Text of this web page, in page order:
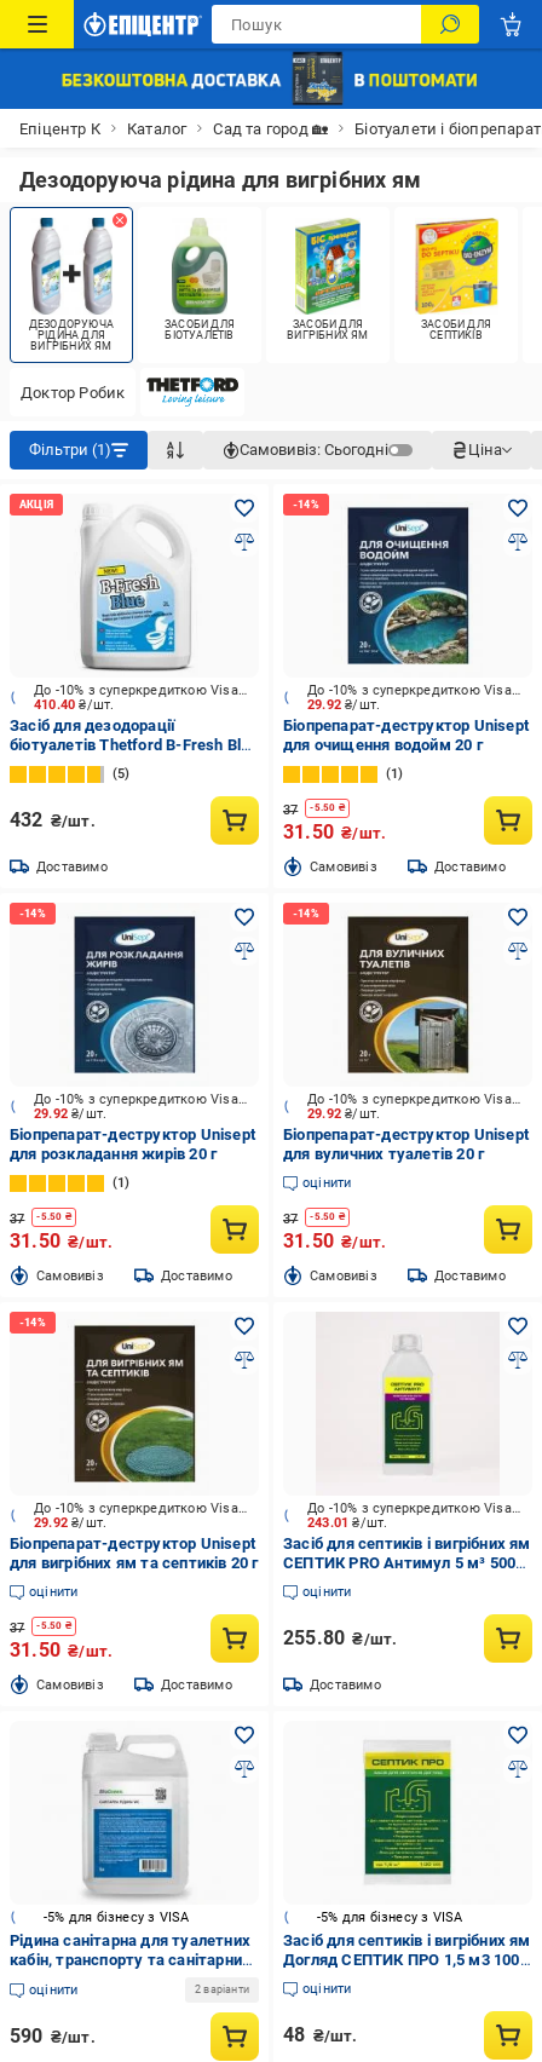
Епіцентр К Каталог Сад та город 🏡 Біотуалети і
Дезодоруюча рідина для вигрібних ям
ДЕЗОДОРУЮЧА
РІДИНА ДЛЯ
ВИГРІБНИХ ЯМ
ЗАСОБИ ДЛЯ
БІОТУАЛЕТІВ
ЗАСОБИ ДЛЯ
ВИГРІБНИХ ЯМ
ЗАСОБИ ДЛЯ
СЕПТИКІВ
Доктор Робик
Фільтри (1) Самовивіз: Сьогодні Ціна
410.40₴/шт.
До -10% з суперкредиткою Visa Вигода
Засіб для дезодорації
біотуалетів Thetford B-Fresh Blue
для нижнього бака 2 л
5
432 ₴/шт.
Доставимо
29.92₴/шт.
До -10% з суперкредиткою Visa Вигода
Біопрепарат-деструктор Unisept
для очищення водойм 20 г
1
37 -5.50 ₴
31.50 ₴/шт.
Cамовивіз Доставимо
29.92₴/шт.
До -10% з суперкредиткою Visa Вигода
Біопрепарат-деструктор Unisept
для розкладання жирів 20 г
1
37 -5.50 ₴
31.50 ₴/шт.
Cамовивіз Доставимо
29.92₴/шт.
До -10% з суперкредиткою Visa Вигода
Біопрепарат-деструктор Unisept
для вуличних туалетів 20 г
оцінити
37 -5.50 ₴
31.50 ₴/шт.
Cамовивіз Доставимо
29.92₴/шт.
До -10% з суперкредиткою Visa Вигода
Біопрепарат-деструктор Unisept
для вигрібних ям та септиків 20 г
оцінити
37 -5.50 ₴
31.50 ₴/шт.
Cамовивіз Доставимо
243.01₴/шт.
До -10% з суперкредиткою Visa Вигода
Засіб для септиків і вигрібних ям
СЕПТИК PRO Антимул 5 м³ 500
мл
оцінити
255.80 ₴/шт.
Доставимо
-5% для бізнесу з VISA
Рідина санітарна для туалетних
кабін, транспорту та санітарних
пристроїв BioGreen WC 5 л
оцінити 2 варіанти
590 ₴/шт.
-5% для бізнесу з VISA
Засіб для септиків і вигрібних ям
Догляд СЕПТИК ПРО 1,5 м3 100
мл
оцінити
48 ₴/шт.